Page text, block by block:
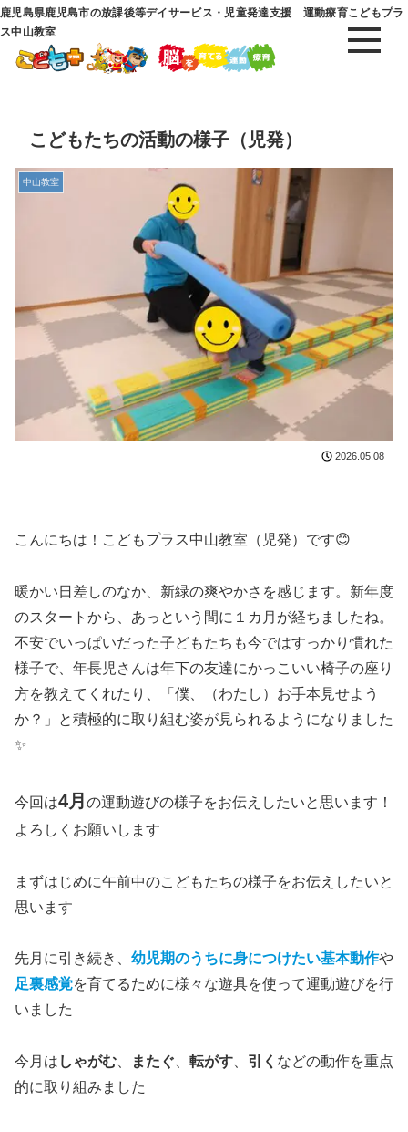
鹿児島県鹿児島市の放課後等デイサービス・児童発達支援 運動療育こどもプラ
ス中山教室
こどもたちの活動の様子（児発）
中山教室
2026.05.08
こんにちは！こどもプラス中山教室（児発）です😊
暖かい日差しのなか、新緑の爽やかさを感じます。新年度
のスタートから、あっという間に１カ月が経ちましたね。
不安でいっぱいだった子どもたちも今ではすっかり慣れた
様子で、年長児さんは年下の友達にかっこいい椅子の座り
方を教えてくれたり、「僕、（わたし）お手本見せよう
か？」と積極的に取り組む姿が見られるようになりました
✨
今回は4月 の運動遊びの様子をお伝えしたいと思います！
よろしくお願いします
まずはじめに午前中のこどもたちの様子をお伝えしたいと
思います
先月に引き続き、 幼児期のうちに身につけたい基本動作や
足裏感覚を育てるために様々な遊具を使って運動遊びを行
いました
今月は しゃがむ またぐ 転がす 引く などの動作を重点
的に取り組みました